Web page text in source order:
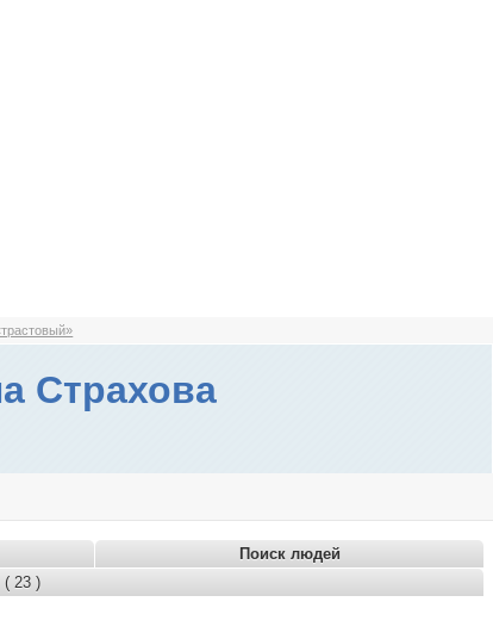
Страхова
Поиск людей
( 23 )